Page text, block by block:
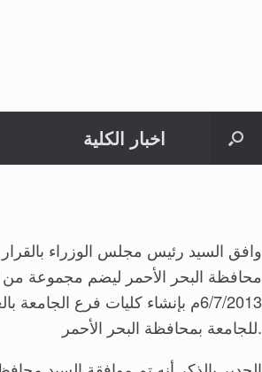
اخبار الكلية
محافظة البحر الأحمر ليضم مجموعة من
للجامعة بمحافظة البحر الأحمر.